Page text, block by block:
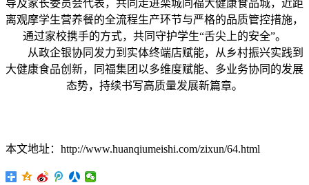
导及家长委员会代表，共同走进栾城同福大健康食品城，近距
离观摩学生营养餐的全流程生产环节与严格的品质管控措施，
通过家校携手的方式，共同守护学生“舌尖上的安全”。
从政企银协同发力到实体终端店赋能，从乡村振兴实践到
大健康食品创新，同福集团以多维度赋能、多业务协同的发展
态势，持续书写高质量发展新篇章。
本文地址：http://www.huanqiumeishi.com/zixun/64.html